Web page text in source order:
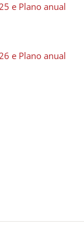
e Plano anual
e Plano anual